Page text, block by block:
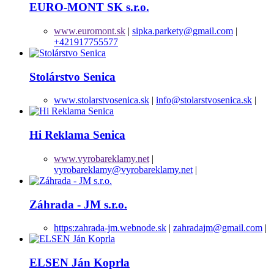
EURO-MONT SK s.r.o.
www.euromont.sk | sipka.parkety@gmail.com |
+421917755577
Stolárstvo Senica
www.stolarstvosenica.sk info@stolarstvosenica.sk
Hi Reklama Senica
www.vyrobareklamy.net |
vyrobareklamy@vyrobareklamy.net |
Záhrada - JM s.r.o.
https:zahrada-jm.webnode.sk | zahradajm@gmail.com |
ELSEN Ján Koprla